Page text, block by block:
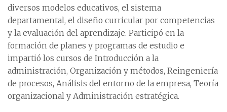
diversos modelos educativos, el sistema
departamental, el diseño curricular por competencias
y la evaluación del aprendizaje. Participó en la
formación de planes y programas de estudio e
impartió los cursos de Introducción a la
administración, Organización y métodos, Reingeniería
de procesos, Análisis del entorno de la empresa, Teoría
organizacional y Administración estratégica.